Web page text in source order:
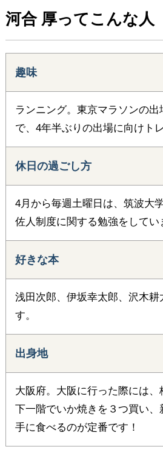
河合 厚ってこんな人
趣味
ランニング。東京マラソンの
で、4年半ぶりの出場に向けト
休日の過ごし方
4月から毎週土曜日は、筑波大
佐人制度に関する勉強をしてい
好きな本
浅田次郎、伊坂幸太郎、沢木
す。
出身地
大阪府。大阪に行った際には
下一階でいか焼きを３つ買い
手に食べるのが定番です！